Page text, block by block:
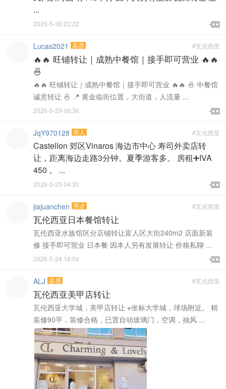
...

2026-5-30 22:22 
#瓦伦西亚
Lucas2021 县丞
🔥🔥 旺铺转让｜成熟中餐馆｜接手即可营业 🔥🔥
🍜
🔥🔥 旺铺转让｜成熟中餐馆｜接手即可营业 🔥🔥 🍜 中餐馆
诚意转让 🍜 📍 黄金临街位置，大街道，人流量 ...

2026-5-29 06:36 
#瓦伦西亚
JqY970128 举人
Castellon 郊区Vinaros 海边市中心 寿司外卖店转
让，距离海边走路3分钟。夏季游客多。 房租➕IVA
450 。 ...

2026-5-25 04:30 
#瓦伦西亚
jiajuanchen 秀才
瓦伦西亚日本餐馆转让
瓦伦西亚水族馆区分店铺转让富人区大街240m2 店面新装
修 接手即可营业 日本餐 因本人另有发展转让 价格私聊 ...

2026-5-24 16:04 
#瓦伦西亚
ALJ 县丞
瓦伦西亚美甲店转让
瓦伦西亚大学城，美甲店转让 ※坐标大学城，球场附近。 精
装修90平，装修合格，已置自动玻璃门，空调，抽风 ...